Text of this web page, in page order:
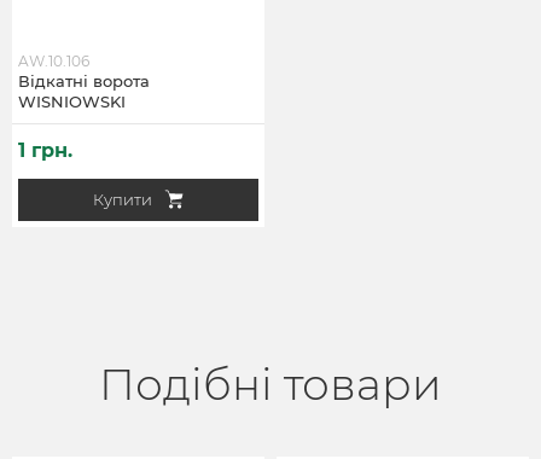
Відкатні ворота
WISNIOWSKI
AW.10.106
Купити
1 грн.
Подібні товари